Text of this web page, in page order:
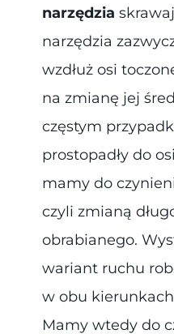
narzędzia
narzędzia
wzdłuż osi
na zmianę jej
częstym
prostopadły do
mamy do
czyli zmianą
obrabianego.
wariant ruchu
w obu
Mamy wtedy do